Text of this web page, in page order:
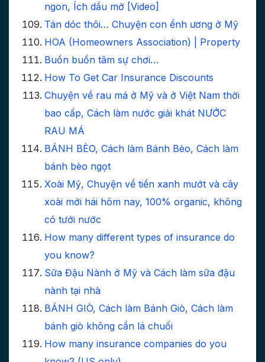
ngon, Ích dầu mở [Video]
Tán dóc thôi… Chuyện con ểnh ương ở Mỹ
HOA (Homeowners Association) | Property
Buồn buồn tâm sự chơi…
How To Get Car Insurance Discounts
Chuyện về rau má ở Mỹ và ở Việt Nam thời
bao cấp, Cách làm nước giải khát NƯỚC
RAU MÁ
BÁNH BÈO, Cách làm Bánh Bèo, Cách làm
bánh bèo ngọt
Xoài Mỹ, Chuyện về tiền xanh mướt và cây
xoài mới hái hôm nay, 100% organic, không
có tưới nước
How many different types of insurance do
you know?
Sữa Đậu Nành ở Mỹ và Cách làm sữa đậu
nành tại nhà
BÁNH GIÒ, Cách làm Bánh Giò, Cách làm
bánh giò không cần lá chuối
How many insurance companies do you